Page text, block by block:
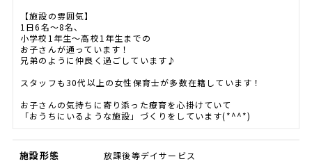
【施設の雰囲気】
1日6名～8名、
小学校1年生～高校1年生までの
お子さんが通っています！
兄弟のように仲良く過ごしています♪
スタッフも30代以上の女性保育士が多数在籍しています！
お子さんの気持ちに寄り添った療育を心掛けていて
「おうちにいるような施設」づくりをしています(*^^*)
施設形態 放課後等デイサービス